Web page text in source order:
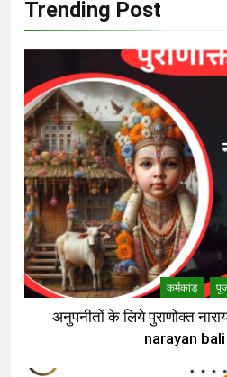
Trending Post
कर्मकांड
अनुपनीतों के लिये पुराणोक्त
narayan